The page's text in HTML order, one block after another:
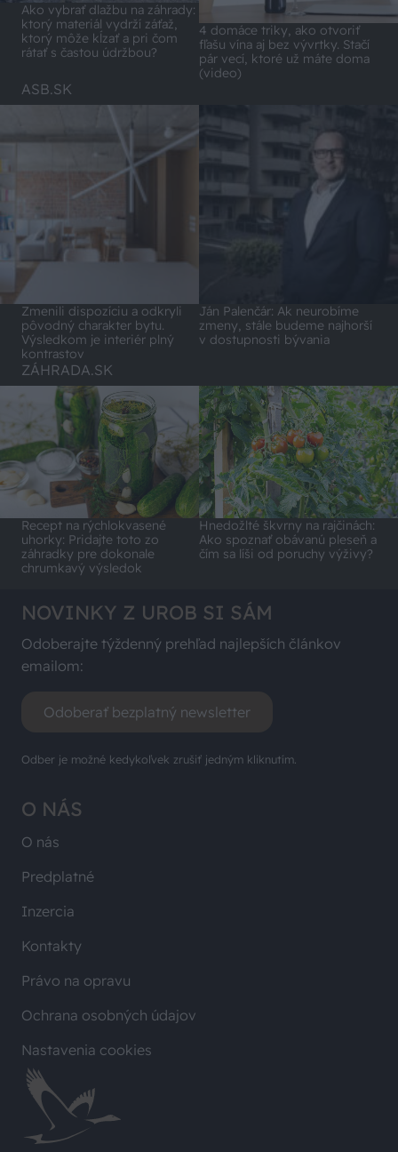
Ako vybrať dlažbu na záhrady:
ktorý materiál vydrží záťaž,
ktorý môže kĺzať a pri čom
rátať s častou údržbou?
4 domáce triky, ako otvoriť
fľašu vína aj bez vývrtky. Stačí
pár vecí, ktoré už máte doma
(video)
ASB.SK
Zmenili dispozíciu a odkryli
pôvodný charakter bytu.
Výsledkom je interiér plný
kontrastov
Ján Palenčár: Ak neurobíme
zmeny, stále budeme najhorší
v dostupnosti bývania
ZÁHRADA.SK
Recept na rýchlokvasené
uhorky: Pridajte toto zo
záhradky pre dokonale
chrumkavý výsledok
Hnedožlté škvrny na rajčinách:
Ako spoznať obávanú pleseň a
čím sa líši od poruchy výživy?
O NÁS
O nás
Predplatné
Inzercia
Kontakty
Právo na opravu
Ochrana osobných údajov
Nastavenia cookies
NOVINKY Z UROB SI SÁM
Odoberajte týždenný prehľad najlepších článkov
emailom:
Odoberať bezplatný newsletter
Odber je možné kedykoľvek zrušiť jedným kliknutím.